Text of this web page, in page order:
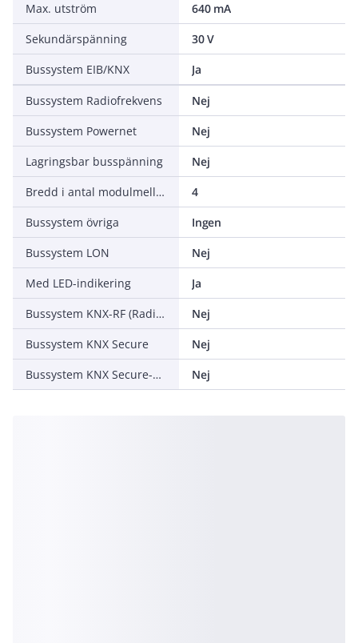
Max. utström
640 mA
Sekundärspänning
30 V
Bussystem EIB/KNX
Ja
Bussystem Radiofrekvens
Nej
Bussystem Powernet
Nej
Lagringsbar busspänning
Nej
Bredd i antal modulmellanrum
4
Bussystem övriga
Ingen
Bussystem LON
Nej
Med LED-indikering
Ja
Bussystem KNX-RF (Radiofrekvens)
Nej
Bussystem KNX Secure
Nej
Bussystem KNX Secure-RF (Radiofrekvens)
Nej